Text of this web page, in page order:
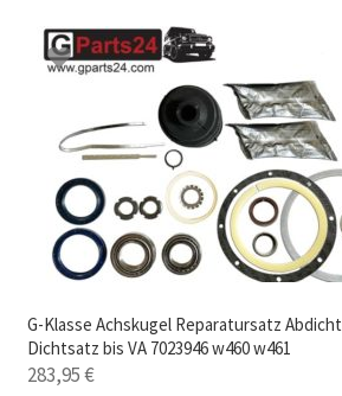
G-Klasse Achskugel Reparatursatz
Dichtsatz bis VA 7023946 w460 w461
283,95€